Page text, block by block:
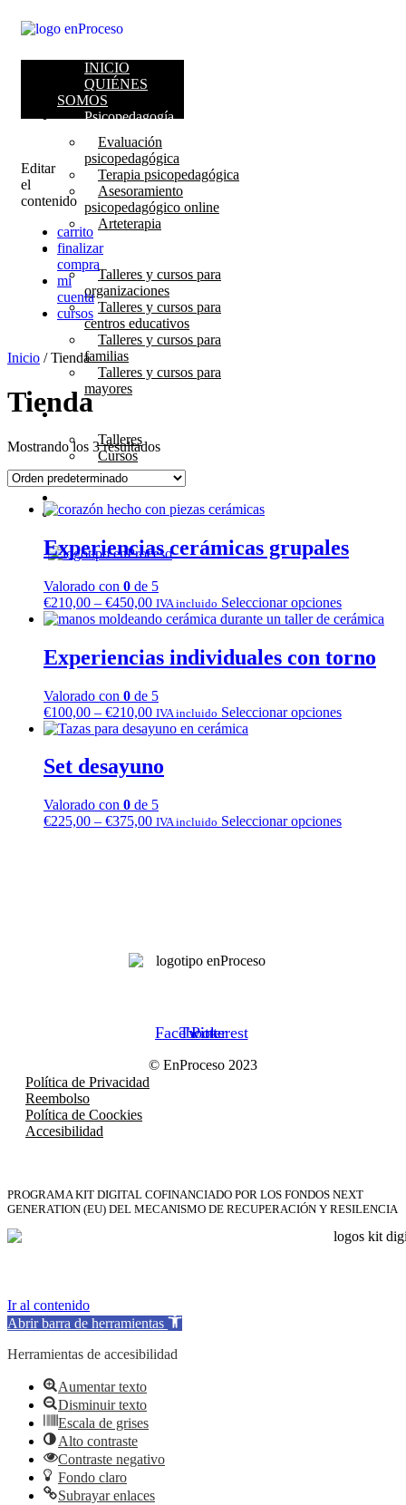
INICIO
QUIÉNES
SOMOS
Psicopedagogía
Evaluación
psicopedagógica
Terapia psicopedagógica
Asesoramiento
psicopedagógico online
Arteterapia
Talleres y cursos
Talleres y cursos para
organizaciones
Talleres y cursos para
centros educativos
Talleres y cursos para
familias
Talleres y cursos para
mayores
Cerámica
Talleres
Cursos
Igualdad
Contacto
X
Editar
el
contenido
carrito
finalizar
compra
mi
cuenta
cursos
Inicio / Tienda
Tienda
Mostrando los 3 resultados
Experiencias cerámicas grupales
Valorado con 0 de 5
€210,00 – €450,00 IVA incluido Seleccionar opciones
Experiencias individuales con torno
Valorado con 0 de 5
€100,00 – €210,00 IVA incluido Seleccionar opciones
Set desayuno
Valorado con 0 de 5
€225,00 – €375,00 IVA incluido Seleccionar opciones
Facebook
Twitter
Pinterest
© EnProceso 2023
Política de Privacidad
Reembolso
Política de Coockies
Accesibilidad
PROGRAMA KIT DIGITAL COFINANCIADO POR LOS FONDOS NEXT
GENERATION (EU) DEL MECANISMO DE RECUPERACIÓN Y RESILENCIA
Ir al contenido
Abrir barra de herramientas
Herramientas de accesibilidad
Aumentar texto
Disminuir texto
Escala de grises
Alto contraste
Contraste negativo
Fondo claro
Subrayar enlaces